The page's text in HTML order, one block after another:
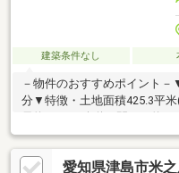
建築条件なし
－物件のおすすめポイント
分▼特徴・土地面積425.3平米
員約5.2mの公道、間口は約
せん・お好きなハウスメーカ
に対応 ※津島ガス▼周辺環境
歩3分(約230m)・西小学校 徒
愛知県津島市米